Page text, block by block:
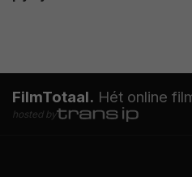
FilmTotaal. Hét online
hosted by